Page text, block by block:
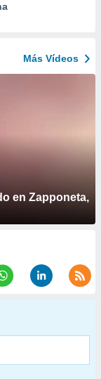
Más Vídeos
en Zapponeta,